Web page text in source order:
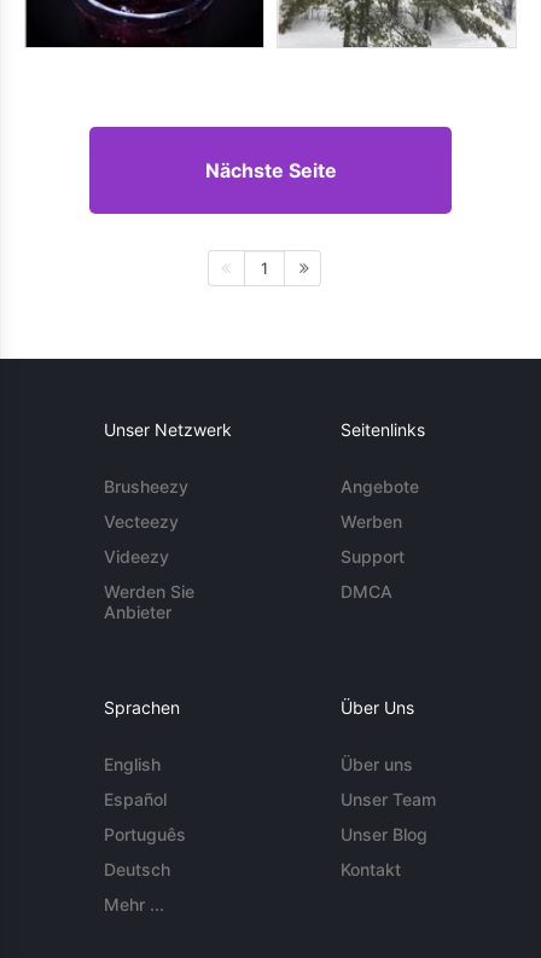
Nächste Seite
1
Unser Netzwerk
Brusheezy
Vecteezy
Videezy
Werden Sie
Anbieter
Seitenlinks
Angebote
Werben
Support
DMCA
Sprachen
English
Español
Português
Deutsch
Mehr ...
Über Uns
Über uns
Unser Team
Unser Blog
Kontakt